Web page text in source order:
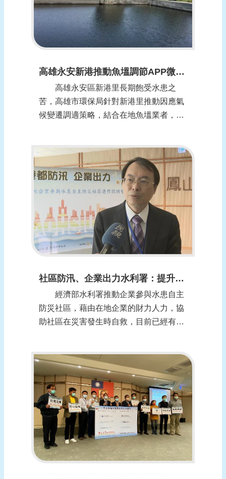
高雄永安新港推動魚塭調節APP微滯洪-水位警戒即時發報 (報導日期：1100126)
高雄永安區新港里長期飽受水患之
苦，高雄市環保局針對新港里推動因應氣
候變遷調適策略，結合在地魚塭業者，首
33公頃，各魚塭水位最大排降深度約50公
分，可蓄洪量約為16.5萬噸，相當於一個
永安滯洪池。 高雄市環保局表...
社區防汛、企業出力水利署：提升防救災能量 (報導日期：1100116)
經濟部水利署推動企業參與水患自主
防災社區，藉由在地企業的財力人力，協
助社區在災害發生時自救，目前已經有45
共同提升救災能量。 面對水災，社區
缺乏資源防災，這時候企業適時的加入，
做為社區的後盾，經濟部水利署從104年
開始推動...